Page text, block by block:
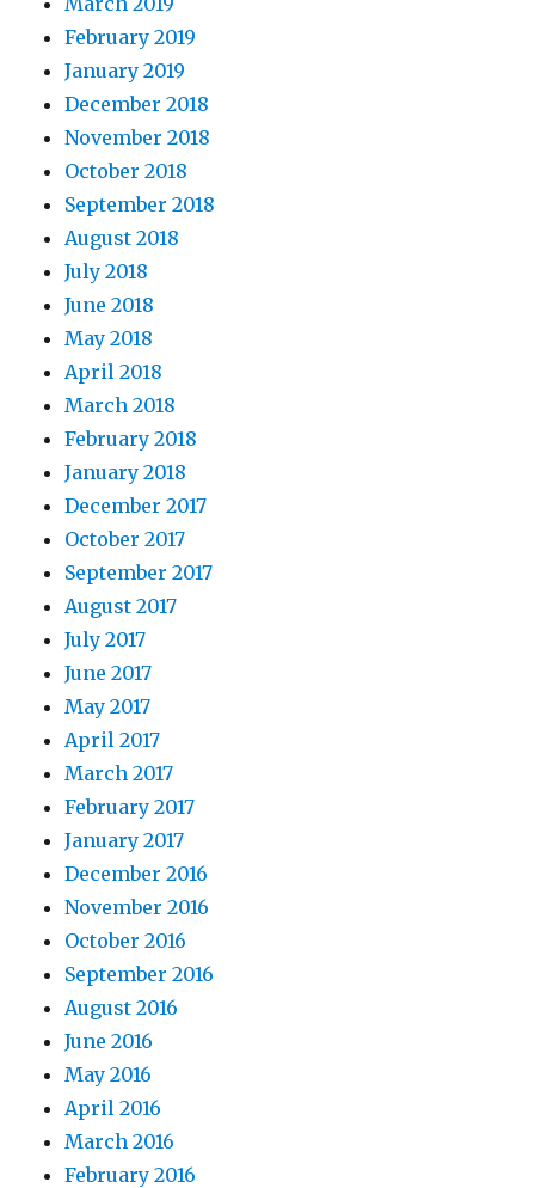
February 2019
January 2019
December 2018
November 2018
October 2018
September 2018
August 2018
July 2018
June 2018
May 2018
April 2018
March 2018
February 2018
January 2018
December 2017
October 2017
September 2017
August 2017
July 2017
June 2017
May 2017
April 2017
March 2017
February 2017
January 2017
December 2016
November 2016
October 2016
September 2016
August 2016
June 2016
May 2016
April 2016
March 2016
February 2016